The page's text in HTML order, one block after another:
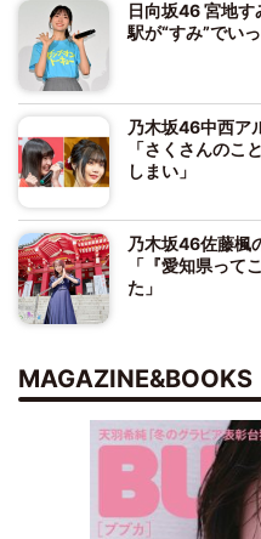
日向坂46 宮地
駅が“すみ”でい
乃木坂46中西ア
「さくさんのこ
しまい」
乃木坂46佐藤楓
「『愛知県って
た」
MAGAZINE&BOOKS